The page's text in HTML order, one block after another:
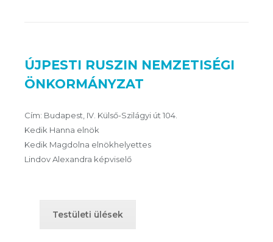
ÚJPESTI RUSZIN NEMZETISÉGI
ÖNKORMÁNYZAT
Cím: Budapest, IV. Külső-Szilágyi út 104.
Kedik Hanna elnök
Kedik Magdolna elnökhelyettes
Lindov Alexandra képviselő
Testületi ülések